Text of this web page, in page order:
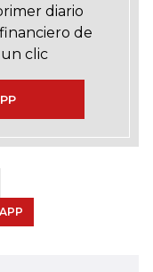
diario
de
clic